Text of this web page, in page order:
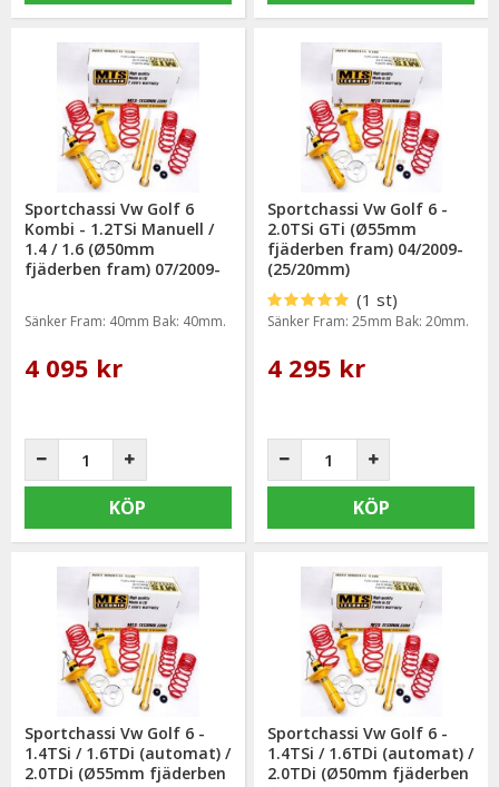
Sportchassi Vw Golf 6
Kombi - 1.2TSi Manuell /
1.4 / 1.6 (Ø50mm
fjäderben fram) 07/2009-
Sänker Fram: 40mm Bak: 40mm.
4 095 kr
KÖP
Sportchassi Vw Golf 6 -
2.0TSi GTi (Ø55mm
fjäderben fram) 04/2009-
(25/20mm)
(1 st)
Sänker Fram: 25mm Bak: 20mm.
4 295 kr
KÖP
Sportchassi Vw Golf 6 -
1.4TSi / 1.6TDi (automat) /
2.0TDi (Ø55mm fjäderben
Sportchassi Vw Golf 6 -
1.4TSi / 1.6TDi (automat) /
2.0TDi (Ø50mm fjäderben